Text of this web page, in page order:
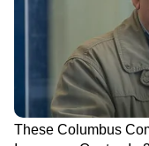
ഡോ. റോമ
വാസ്കുലർ
സർജൻ,